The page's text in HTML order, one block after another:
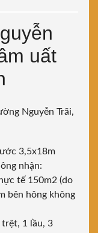
uất
Nguyễn Trãi,
3,5x18m
nhận:
tế 150m2 (do
bên hông không
trệt, 1 lầu, 3